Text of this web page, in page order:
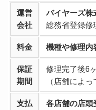
運営
会社
バイヤーズ
総務省登録修
料金 機種や修理内
保証
期間
修理完了後6
（店舗によっ
支払 各店舗の店頭